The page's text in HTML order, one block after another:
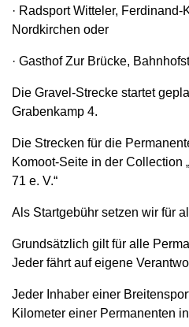
· Radsport Witteler,
Nordkirchen oder
· Gasthof Zur Brücke,
Die Gravel-Strecke startet
Grabenkamp 4.
Die Strecken für die
Komoot-Seite in der Collection
71 e. V.“
Als Startgebühr setzen wir für
Grundsätzlich gilt für alle
Jeder fährt auf eigene
Jeder Inhaber einer
Kilometer einer Permanenten